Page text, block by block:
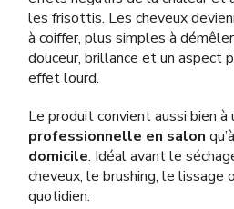
les frisottis. Les cheveux
à coiffer, plus simples à
douceur, brillance et un aspect
effet lourd.
Le produit convient aussi bien à
professionnelle en salon
domicile. Idéal avant le
cheveux, le brushing, le lissage
quotidien.